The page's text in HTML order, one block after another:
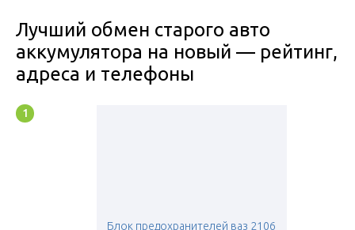
Лучший обмен старого авто
аккумулятора на новый — рейтинг,
адреса и телефоны
Блок предохранителей ваз 2106